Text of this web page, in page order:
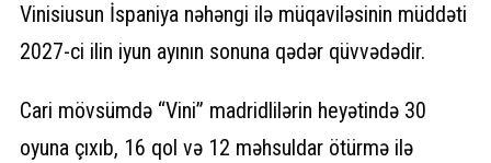
Vinisiusun İspaniya nəhəngi ilə müqaviləsinin müddəti
2027-ci ilin iyun ayının sonuna qədər qüvvədədir.
Cari mövsümdə “Vini” madridlilərin heyətində 30
oyuna çıxıb, 16 qol və 12 məhsuldar ötürmə ilə